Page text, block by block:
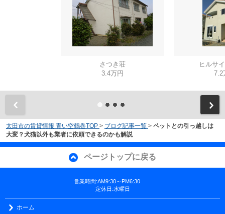
さつき荘
3.4万円
ヒルサ
7.2
太田市の賃貸情報 青い空鶴巻TOP > ブログ記事一覧 > ペットとの引っ越しは
大変？犬猫以外も業者に依頼できるのかも解説
ページトップに戻る
営業時間:AM9:30～PM6:30
定休日:水曜日
ホーム